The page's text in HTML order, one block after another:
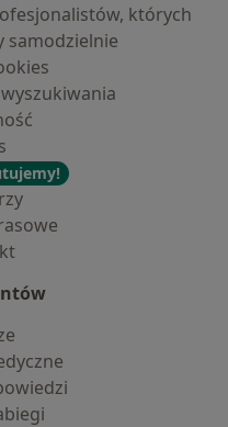
których
samodzielnie
wyszukiwania